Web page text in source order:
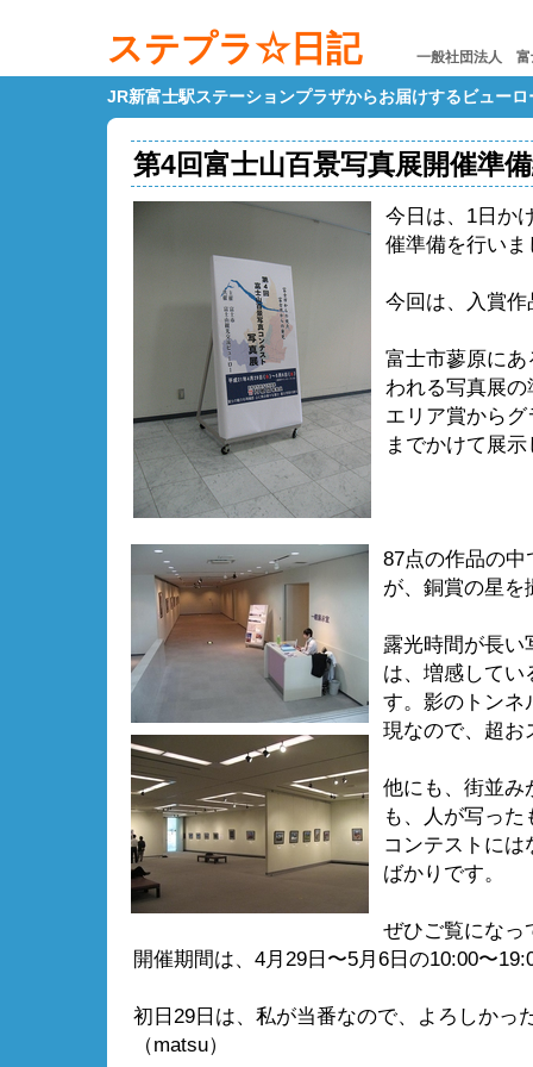
ステプラ☆日記 一般社団法人 富
JR新富士駅ステーションプラザからお届けするビュー
第4回富士山百景写真展開催準
今日は、1日か
催準備を行いま
今回は、入賞作
富士市蓼原に
われる写真展
エリア賞から
までかけて展
87点の作品の
が、銅賞の星を
露光時間が長い
は、増感してい
す。影のトンネ
現なので、超お
他にも、街並み
も、人が写っ
コンテストに
ばかりです。
ぜひご覧になっ
開催期間は、4月29日〜5月6日の10:00〜
初日29日は、私が当番なので、よろしかっ
（matsu）